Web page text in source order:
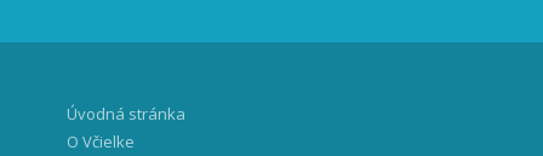
Úvodná stránka
O Včielke